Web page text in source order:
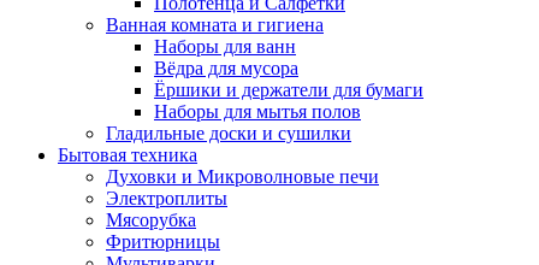
Ванная комната и гигиена
Наборы для ванн
Вёдра для мусора
Ёршики и держатели для бумаги
Наборы для мытья полов
Гладильные доски и сушилки
Бытовая техника
Духовки и Микроволновые печи
Электроплиты
Мясорубка
Фритюрницы